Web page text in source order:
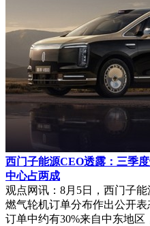
西门子能源CEO透露：三季
中心占两成
观点网讯：8月5日，西门子
燃气轮机订单分布作出公开
订单中约有30%来自中东地区